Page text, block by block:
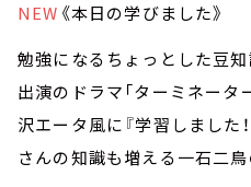
NEW 《本日の学びました》
勉強になるちょっとした豆
出演のドラマ「ターミネータ
沢エータ風に『学習しました
さんの知識も増える一石二鳥